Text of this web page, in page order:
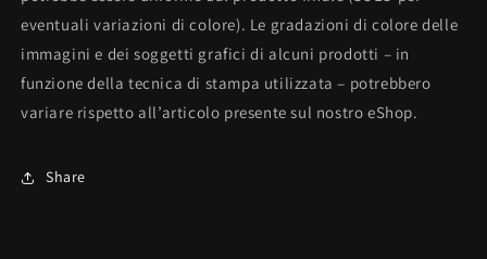
eventuali variazioni di colore). Le gradazioni di colore delle
immagini e dei soggetti grafici di alcuni prodotti – in
funzione della tecnica di stampa utilizzata – potrebbero
variare rispetto all’articolo presente sul nostro eShop.
Share